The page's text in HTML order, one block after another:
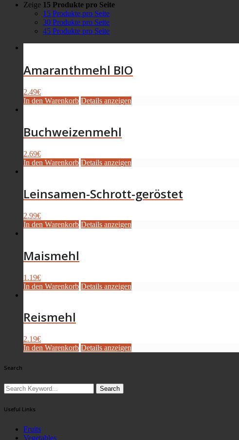
Zeige 15 Produkte pro Seite
15 Produkte pro Seite
30 Produkte pro Seite
45 Produkte pro Seite
Amaranthmehl BIO
2.49€
In den Warenkorb Details anzeigen
Buchweizenmehl
2.69€
In den Warenkorb Details anzeigen
Leinsamen-Schrott-geröstet
2.99€
In den Warenkorb Details anzeigen
Maismehl
1.19€
In den Warenkorb Details anzeigen
Reismehl
2.19€
In den Warenkorb Details anzeigen
Search
Search
Useful Links
Fruits
Vegetables